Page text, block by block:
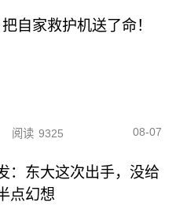
自家救护机送了命！
阅读 9325 08-07
：东大这次出手，没给
点幻想